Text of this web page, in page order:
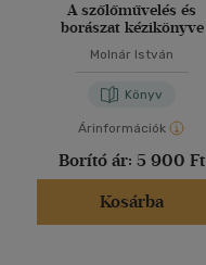
A szőlőművelés és
borászat kézikönyve
Molnár István
Könyv
Árinformációk
Borító ár: 5 900 Ft
Kosárba